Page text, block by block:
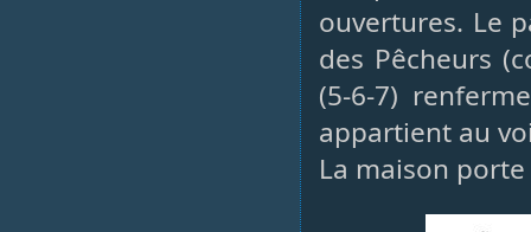
ouvertures. Le
des Pêcheurs
(5-6-7)
appartient au
La maison porte